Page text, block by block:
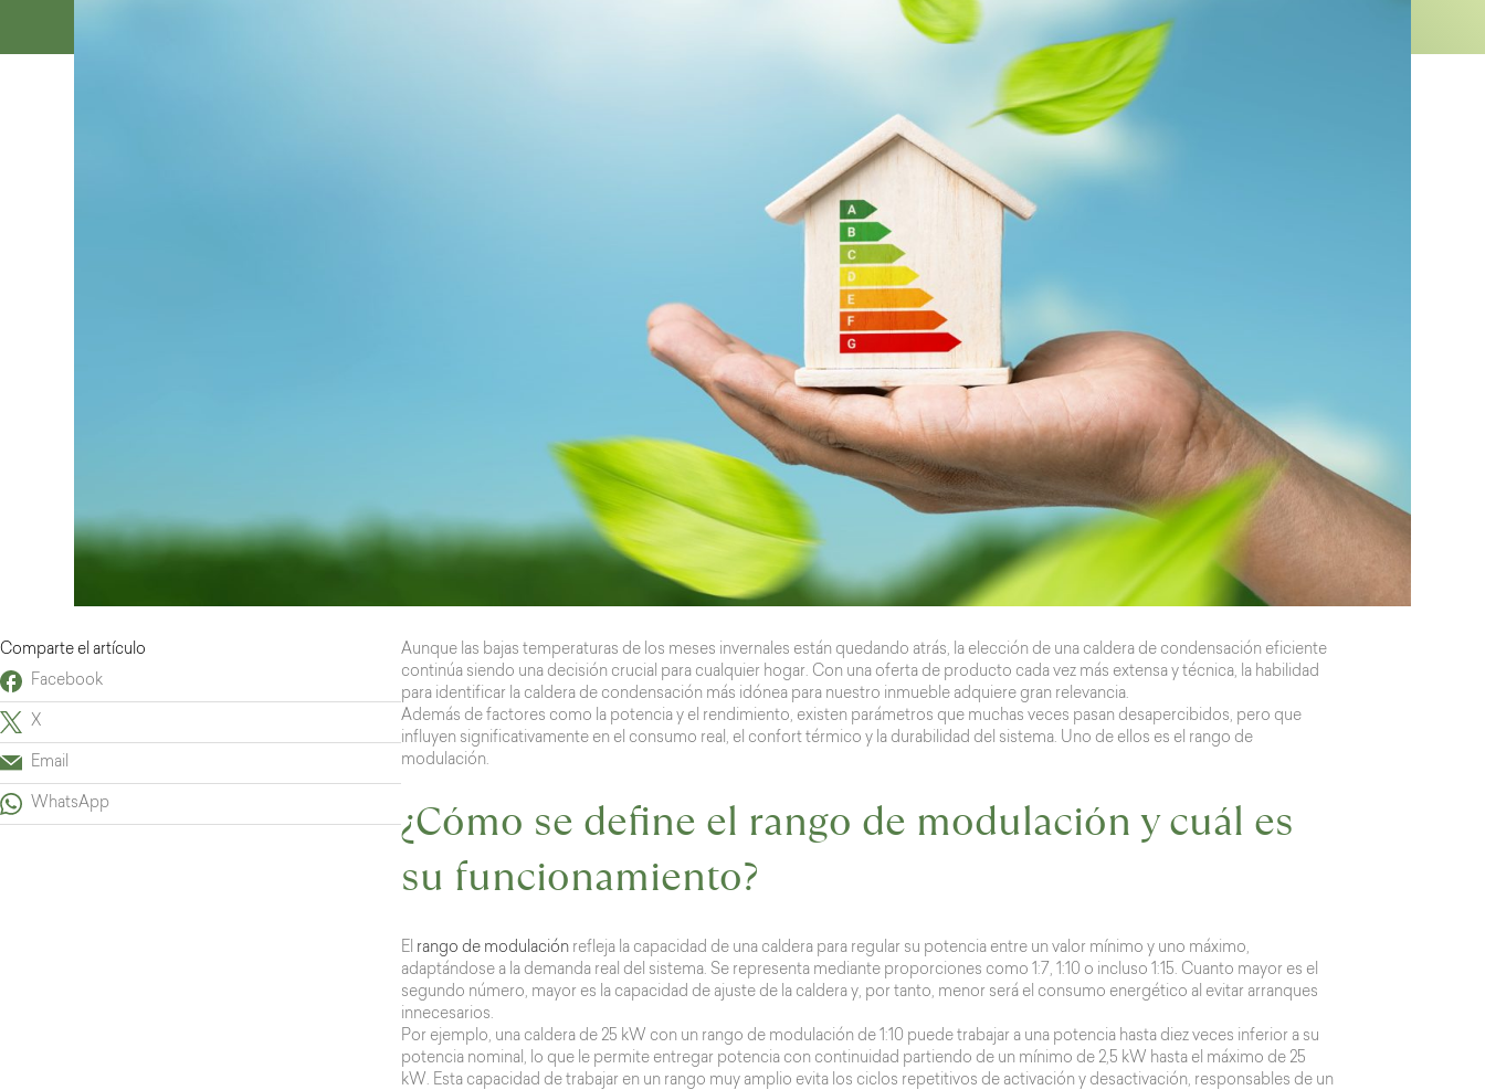
Comparte el artículo
Facebook
X
Email
WhatsApp
Aunque las bajas temperaturas de los meses invernales están quedando atrás, la elección de una caldera de condensación eficiente
continúa siendo una decisión crucial para cualquier hogar. Con una oferta de producto cada vez más extensa y técnica, la habilidad
para identificar la caldera de condensación más idónea para nuestro inmueble adquiere gran relevancia.
Además de factores como la potencia y el rendimiento, existen parámetros que muchas veces pasan desapercibidos, pero que
influyen significativamente en el consumo real, el confort térmico y la durabilidad del sistema. Uno de ellos es el rango de
modulación.
¿Cómo se define el rango de modulación y cuál es
su funcionamiento?
El rango de modulaciónrefleja la capacidad de una caldera para regular su potencia entre un valor mínimo y uno máximo,
adaptándose a la demanda real del sistema. Se representa mediante proporciones como 1:7, 1:10 o incluso 1:15. Cuanto mayor es el
segundo número, mayor es la capacidad de ajuste de la caldera y, por tanto, menor será el consumo energético al evitar arranques
innecesarios.
Por ejemplo, una caldera de 25 kW con un rango de modulación de 1:10 puede trabajar a una potencia hasta diez veces inferior a su
potencia nominal, lo que le permite entregar potencia con continuidad partiendo de un mínimo de 2,5 kW hasta el máximo de 25
kW. Esta capacidad de trabajar en un rango muy amplio evita los ciclos repetitivos de activación y desactivación, responsables de un